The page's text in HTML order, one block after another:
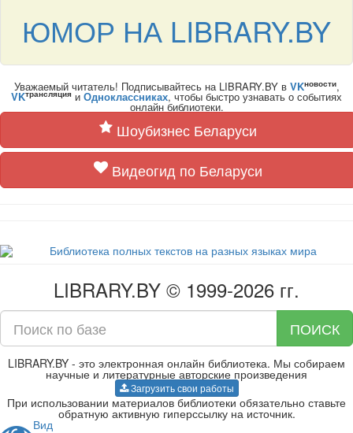
ЮМОР НА LIBRARY.BY
Уважаемый читатель! Подписывайтесь на LIBRARY.BY в VKновости,
VKтрансляция и Одноклассниках, чтобы быстро узнавать о событиях
онлайн библиотеки.
Шоубизнес Беларуси
Видеогид по Беларуси
LIBRARY.BY © 1999-2026 гг.
ПОИСК
LIBRARY.BY - это электронная онлайн библиотека. Мы собираем
научные и литературные авторские произведения
Загрузить свои работы
При использовании материалов библиотеки обязательно ставьте
обратную активную гиперссылку на источник.
Вид